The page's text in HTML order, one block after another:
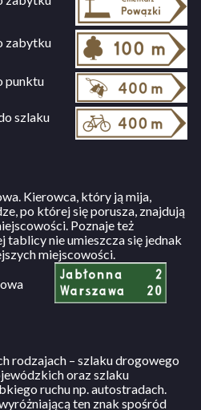
zabytku
punktu
szlaku
Kierowca, który ją mija,
po której się porusza, znajdują
Poznaje też
tablicy nie umieszcza się jednak
miejscowości.
rodzajach – szlaku drogowego
oraz szlaku
ruchu np. autostradach.
ten znak spośród